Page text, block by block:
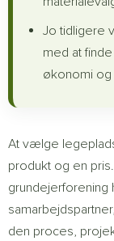
Jo tidligere
med at
økonomi og
At vælge
produkt og en
grundejerforening
den proces,